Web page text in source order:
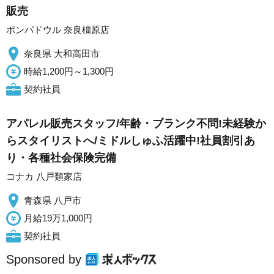
販売
ポンパドウル 奈良橿原店
奈良県 大和高田市
時給1,200円～1,300円
契約社員
アパレル販売スタッフ/年齢・ブランク不問!未経験か
らスタイリストへ/ミドルしゅふ活躍中!社員割引あ
り・各種社会保険完備
コナカ 八戸類家店
青森県 八戸市
月給19万1,000円
契約社員
Sponsored by